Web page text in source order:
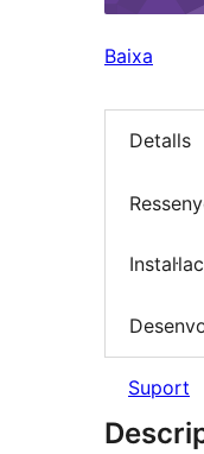
Baixa
Detalls
Suport